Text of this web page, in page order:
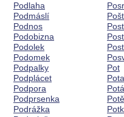
Podlaha
Podmáslí
Podnos
Podobizna
Podolek
Podomek
Podpalky
Podplácet
Podpora
Podprsenka
Podrážka
Pot